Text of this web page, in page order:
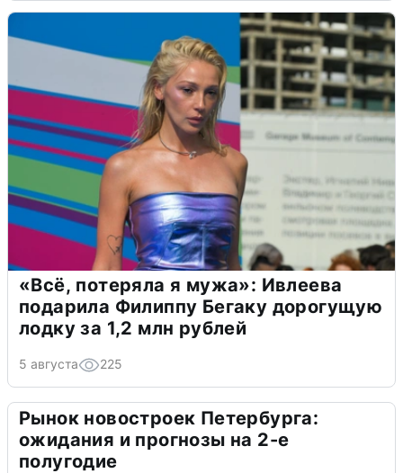
«Всё, потеряла я мужа»: Ивлеева
подарила Филиппу Бегаку дорогущую
лодку за 1,2 млн рублей
5 августа 225
Рынок новостроек Петербурга:
ожидания и прогнозы на 2-е
полугодие